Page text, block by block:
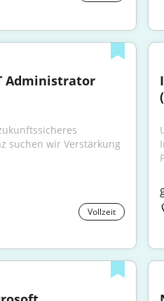
Administrator
suchen wir Verstärkung
Vollzeit